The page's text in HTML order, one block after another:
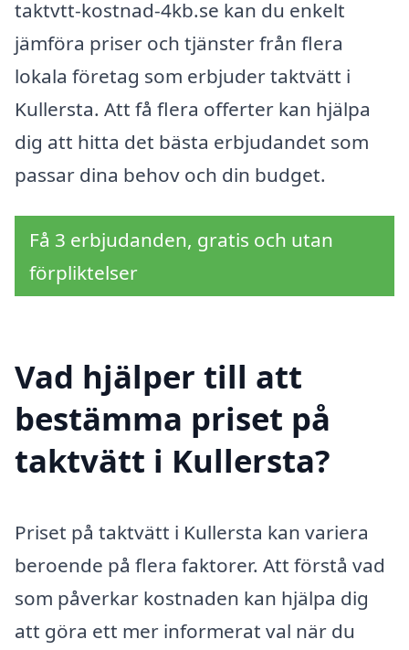
taktvtt-kostnad-4kb.se kan du enkelt
jämföra priser och tjänster från flera
lokala företag som erbjuder taktvätt i
Kullersta. Att få flera offerter kan hjälpa
dig att hitta det bästa erbjudandet som
passar dina behov och din budget.
Få 3 erbjudanden, gratis och utan
förpliktelser
Vad hjälper till att
bestämma priset på
taktvätt i Kullersta?
Priset på taktvätt i Kullersta kan variera
beroende på flera faktorer. Att förstå vad
som påverkar kostnaden kan hjälpa dig
att göra ett mer informerat val när du